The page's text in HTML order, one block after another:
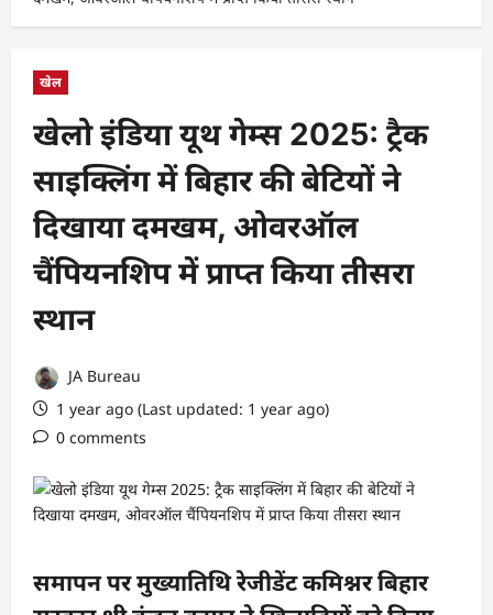
खेल
खेलो इंडिया यूथ गेम्स 2025: ट्रैक
साइक्लिंग में बिहार की बेटियों ने
दिखाया दमखम, ओवरऑल
चैंपियनशिप में प्राप्त किया तीसरा
स्थान
JA Bureau
1 year ago (Last updated: 1 year ago)
0 comments
समापन पर मुख्यातिथि रेजीडेंट कमिश्नर बिहार